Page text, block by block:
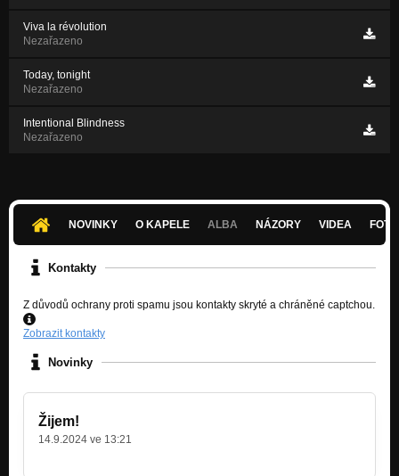
Viva la révolution
Nezařazeno
Today, tonight
Nezařazeno
Intentional Blindness
Nezařazeno
NOVINKY O KAPELE ALBA NÁZORY VIDEA
Kontakty
Z důvodů ochrany proti spamu jsou kontakty skryté a chráněné captchou.
Zobrazit kontakty
Novinky
Žijem!
14.9.2024 ve 13:21